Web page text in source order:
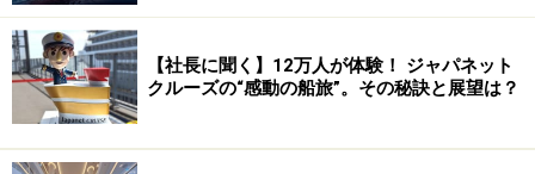
船内説明会も日本語で開催。チャータークルーズならではの
サービスやレストランサービス（予約やどこから有料なの
か）なども説明があった
シルバー・ムーンで見た「ジャパネットのチャーターク
ルーズのサービスへのこだわり」を徹底解剖します。
【社長に聞く】12万人が体験！ ジャパネット
クルーズの“感動の船旅”。その秘訣と展望は？